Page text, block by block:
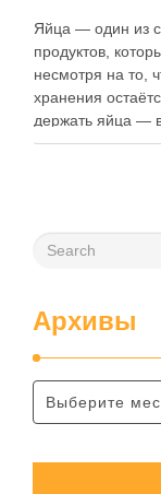
Яйца — один из
продуктов,
несмотря на то,
хранения
держать яйца —
зависит от
Архивы